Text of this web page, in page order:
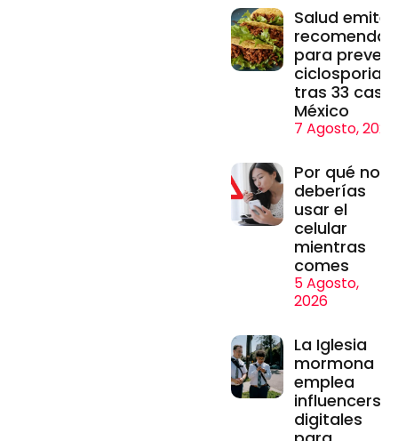
Salud emite
para
tras 33
México
7 Agosto, 2026
Por qué no
deberías
usar el
celular
mientras
comes
5 Agosto,
2026
La Iglesia
mormona
emplea
influencers
digitales